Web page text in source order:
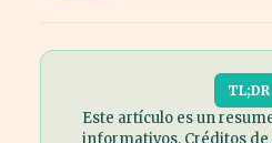
TL;DR
Este artículo es un
informativos. Créditos